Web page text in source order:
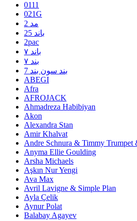
0111
021G
2 مد
25 باند
2pac
۷ باند
۷ بند
7 بند سون بند
ABEGI
Afra
AFROJACK
Ahmadreza Habibiyan
Akon
Alexandra Stan
Amir Khalvat
Andre Schnura & Timmy Trumpet
Anyma Ellie Goulding
Arsha Michaels
Aşkın Nur Yengi
Ava Max
Avril Lavigne & Simple Plan
Ayla Çelik
Aynur Polat
Balabay Agayev